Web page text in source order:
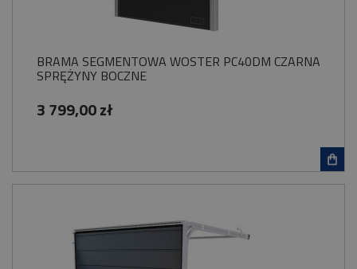
BRAMA SEGMENTOWA WOSTER PC40DM CZARNA
SPRĘŻYNY BOCZNE
3 799,00 zł